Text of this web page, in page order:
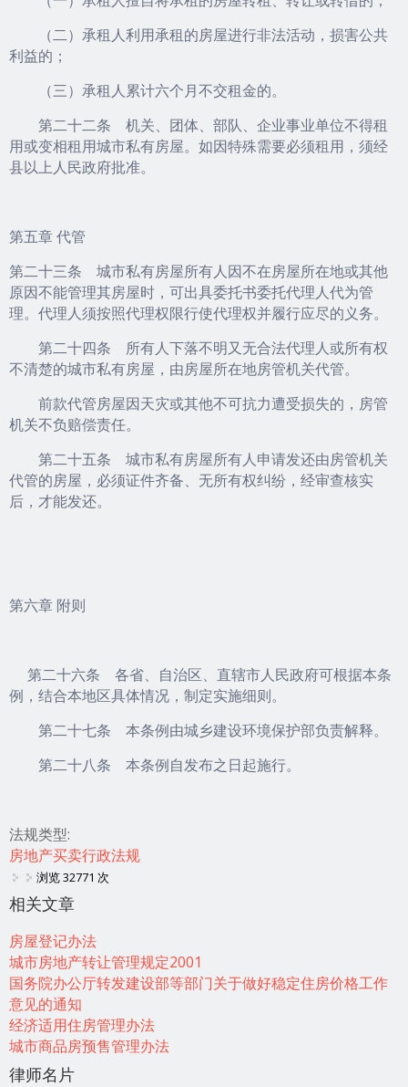
（二）承租人利用承租的房屋进行非法活动，损害公共
利益的；
（三）承租人累计六个月不交租金的。
第二十二条 机关、团体、部队、企业事业单位不得租
用或变相租用城市私有房屋。如因特殊需要必须租用，须经
县以上人民政府批准。
第五章 代管
第二十三条 城市私有房屋所有人因不在房屋所在地或其他
原因不能管理其房屋时，可出具委托书委托代理人代为管
理。代理人须按照代理权限行使代理权并履行应尽的义务。
第二十四条 所有人下落不明又无合法代理人或所有权
不清楚的城市私有房屋，由房屋所在地房管机关代管。
前款代管房屋因天灾或其他不可抗力遭受损失的，房管
机关不负赔偿责任。
第二十五条 城市私有房屋所有人申请发还由房管机关
代管的房屋，必须证件齐备、无所有权纠纷，经审查核实
后，才能发还。
第六章 附则
第二十六条 各省、自治区、直辖市人民政府可根据本条
例，结合本地区具体情况，制定实施细则。
第二十七条 本条例由城乡建设环境保护部负责解释。
第二十八条 本条例自发布之日起施行。
法规类型:
房地产买卖行政法规
浏览 32771 次
相关文章
房屋登记办法
城市房地产转让管理规定2001
国务院办公厅转发建设部等部门关于做好稳定住房价格工作
意见的通知
经济适用住房管理办法
城市商品房预售管理办法
律师名片